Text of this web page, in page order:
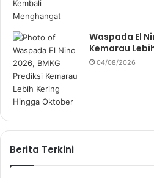
Waspada El
Kemarau
04/08/2026
Berita Terkini